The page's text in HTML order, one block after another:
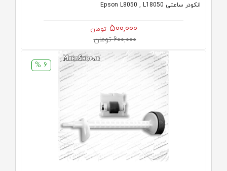
انکودر ساعتی Epson L8050 , L18050
500,000 تومان
600,000 تومان
6 %